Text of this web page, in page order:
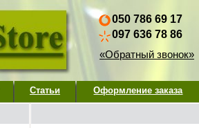
050 786 69 17
097 636 78 86
«Обратный звонок»
Статьи Оформление заказа